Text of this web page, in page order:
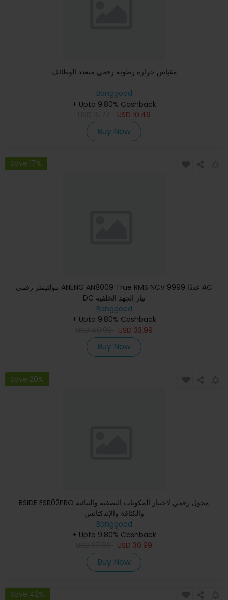
مقياس حرارة رطوبة رقمي متعدد الوظائف
Banggood
+ Upto 9.80% Cashback
USD 10.49
Buy Now
Save 17%
مولتيمتر رقمي ANENG AN8009 True RMS NCV 9999 عددًا AC
DC تيار الجهد الخلفية
Banggood
+ Upto 9.80% Cashback
USD 33.99
Buy Now
Save 20%
BSIDE ESR02PRO محول رقمي لاختبار المكونات النصفية والثنائية
والكثافة والإندكتانس
Banggood
+ Upto 9.80% Cashback
USD 30.99
Buy Now
Save 42%